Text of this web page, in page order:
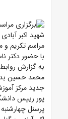
مراسم تکریم و
با حضور دکتر ناصری پور
به گزارش
محمد حسین
جدید مرکز
پور رییس